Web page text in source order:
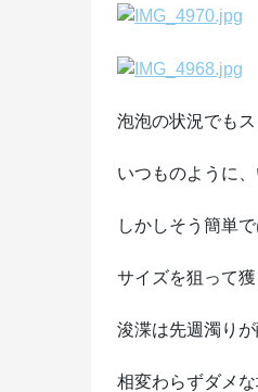
泡泡の状況でも
いつものように
しかしそう簡単
サイズを狙って
浚渫は先週濁り
相変わらずダメ